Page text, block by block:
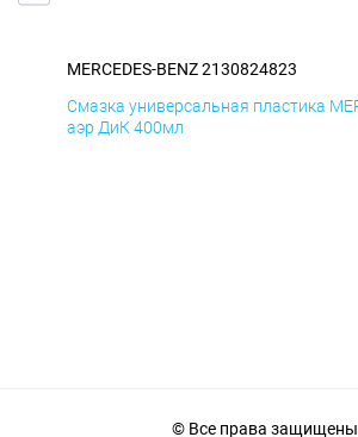
MERCEDES-BENZ 2130824823
Смазка универсальная пластика
аэр ДиК 400мл
© Все права